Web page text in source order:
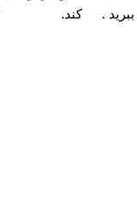
ببرید .
کند.